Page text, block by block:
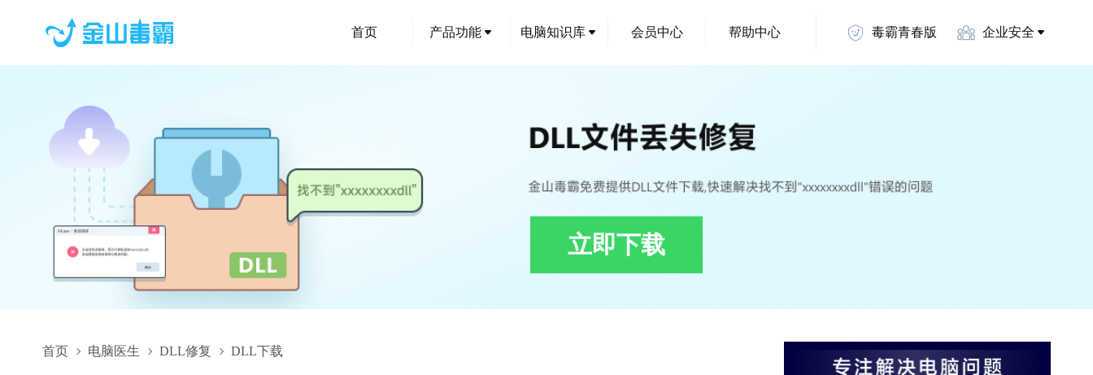
首页 产品功能 电脑知识库 会员中心 帮助中心 毒霸青春版 企业安全
立即下载
首页 电脑医生 DLL修复 DLL下载
PCOMM.DLL,PCOMM.DLL下载,PCOMM.DLL修复